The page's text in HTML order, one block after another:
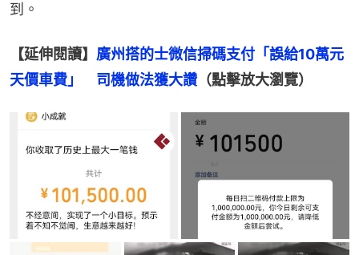
到。
【延伸閱讀】 廣州搭的士微信掃碼支付「誤給10萬元
天價車費」　司機做法獲大讚 （點擊放大瀏覽）